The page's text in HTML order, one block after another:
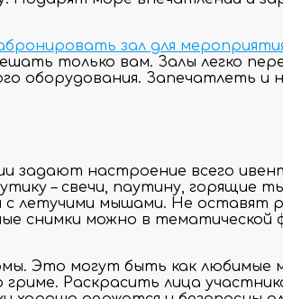
зал для
только вам. Залы легко
оборудования. Запечатлеть и
задают настроение всего
– свечи, паутину, горящие
с летучими мышами. Не оставят
снимки можно в тематической
Это могут быть как любимые
Раскрасить лица